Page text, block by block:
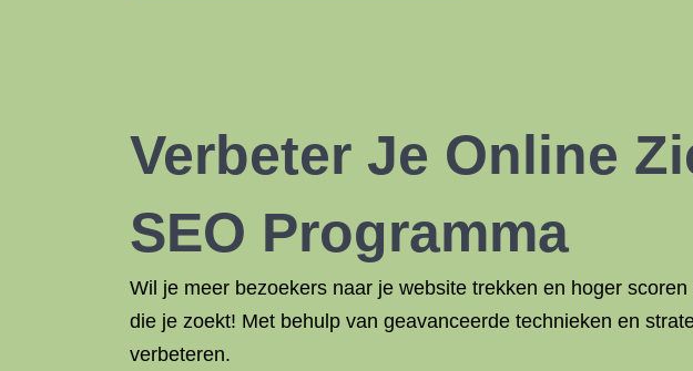
Verbeter Je Online
SEO Programma
Wil je meer bezoekers naar je website trekken en hoger
die je zoekt! Met behulp van geavanceerde technieken en
verbeteren.